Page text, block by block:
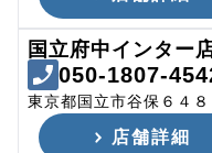
国立府中インター
050-1807-
東京都国立市谷保６４８
店舗詳細